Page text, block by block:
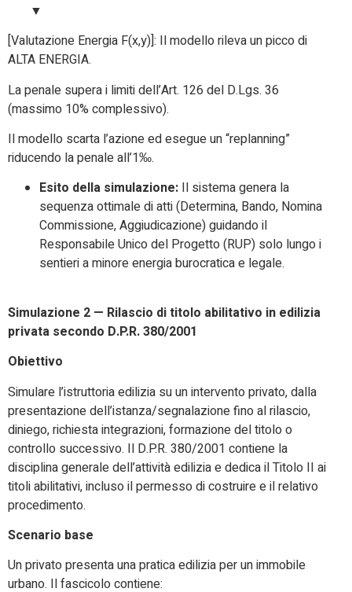
▼
[Valutazione Energia F(x,y)]: Il modello rileva un picco di
ALTA ENERGIA.
La penale supera i limiti dell’Art. 126 del D.Lgs. 36
(massimo 10% complessivo).
Il modello scarta l’azione ed esegue un “replanning”
riducendo la penale all’1‰.
Esito della simulazione: Il sistema genera la
sequenza ottimale di atti (Determina, Bando, Nomina
Commissione, Aggiudicazione) guidando il
Responsabile Unico del Progetto (RUP) solo lungo i
sentieri a minore energia burocratica e legale.
Simulazione 2 — Rilascio di titolo abilitativo in edilizia
privata secondo D.P.R. 380/2001
Obiettivo
Simulare l’istruttoria edilizia su un intervento privato, dalla
presentazione dell’istanza/segnalazione fino al rilascio,
diniego, richiesta integrazioni, formazione del titolo o
controllo successivo. Il D.P.R. 380/2001 contiene la
disciplina generale dell’attività edilizia e dedica il Titolo II ai
titoli abilitativi, incluso il permesso di costruire e il relativo
procedimento.
Scenario base
Un privato presenta una pratica edilizia per un immobile
urbano. Il fascicolo contiene: